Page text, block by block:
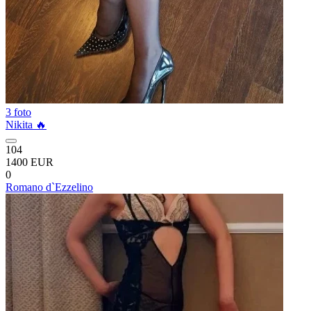
3 foto
Nikita 🔥
104
1400 EUR
0
Romano d`Ezzelino